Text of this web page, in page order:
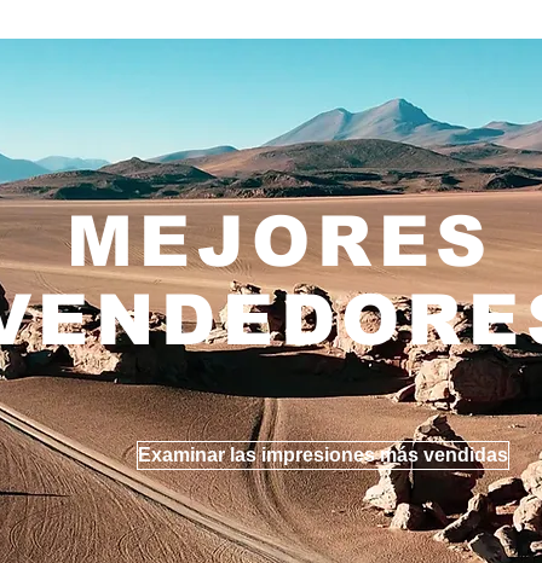
MEJORES
Examinar las impresiones más vendidas